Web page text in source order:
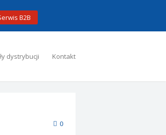
B2B
dystrybucji Kontakt
0